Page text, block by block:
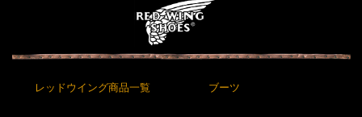
レッドウイング商品一覧 ブーツ